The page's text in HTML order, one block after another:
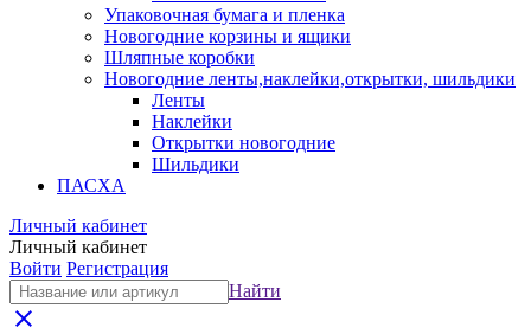
Упаковочная бумага и пленка
Новогодние корзины и ящики
Шляпные коробки
Новогодние ленты,наклейки,открытки, шильдики
Ленты
Наклейки
Открытки новогодние
Шильдики
ПАСХА
Личный кабинет
Личный кабинет
Войти Регистрация
Найти
close